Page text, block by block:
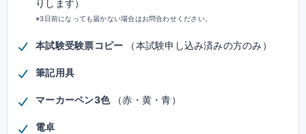
りします）
※3日前になっても届かない場合はお問合わせください。
本試験受験票コピー （本試験申し込み済みの方のみ）
筆記用具
マーカーペン3色 （赤・黄・青）
電卓